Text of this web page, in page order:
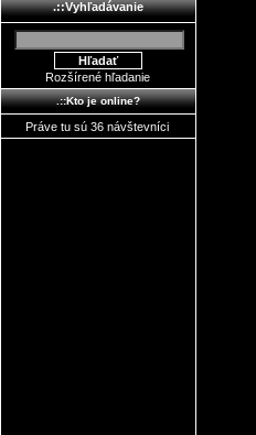
.::Vyhľadávanie
Rozšírené hľadanie
.::Kto je online?
Práve tu sú 36 návštevníci